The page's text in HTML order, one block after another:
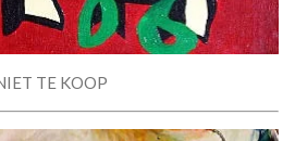
TE KOOP